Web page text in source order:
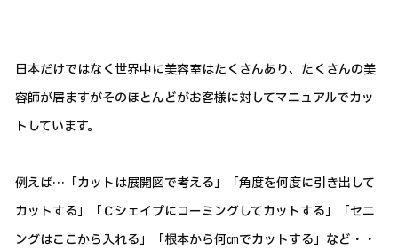
日本だけではなく世界中に美容室はたくさんあり、たくさんの美
容師が居ますがそのほとんどがお客様に対してマニュアルでカッ
トしています。
例えば…「カットは展開図で考える」「角度を何度に引き出して
カットする」「Ｃシェイプにコーミングしてカットする」「セニ
ングはここから入れる」「根本から何㎝でカットする」など・・